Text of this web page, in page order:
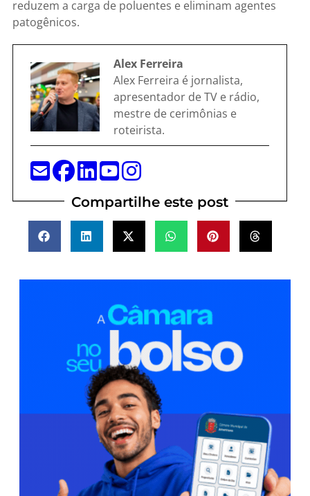
reduzem a carga de poluentes e eliminam agentes
patogênicos.
Alex Ferreira
Alex Ferreira é jornalista,
apresentador de TV e rádio,
mestre de cerimônias e
roteirista.
Compartilhe este post